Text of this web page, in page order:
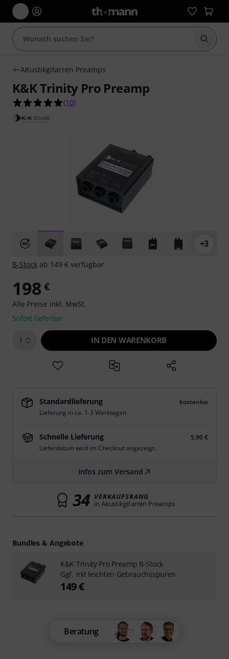
Suche
AKustikgitarren Preamps
K&K Trinity Pro Preamp
4.9 von 5 Sternen aus 10 Kundenbewertungen
(10)
+3
B-Stock ab 149 € verfügbar
198 €
Alle Preise inkl. MwSt.
Sofort lieferbar
1 IN DEN WARENKORB
Standardlieferung
kostenlos
Lieferung in ca. 1-3 Werktagen
Schnelle Lieferung
5,90 €
Lieferdatum wird im Checkout angezeigt.
Infos zum Versand
34 VERKAUFSRANG
in Akustikgitarren Preamps
Beratung
Bundles & Angebote
K&K Trinity Pro Preamp B-Stock
Ggf. mit leichten Gebrauchsspuren
149 €